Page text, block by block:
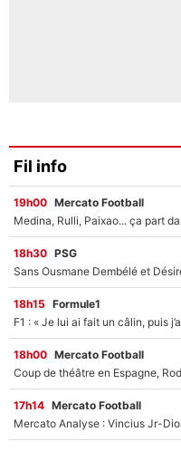
Fil info
19h00 Mercato Football
18h30 PSG
18h15 Formule1
18h00 Mercato Football
17h14 Mercato Football